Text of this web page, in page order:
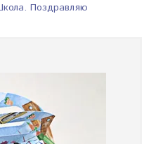
Поздравляю